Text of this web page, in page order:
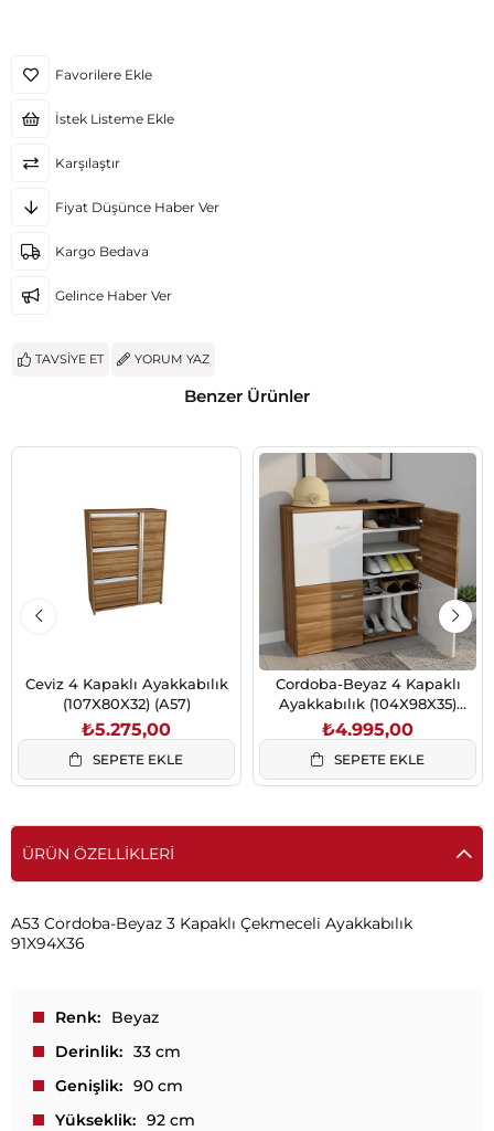
Favorilere Ekle
İstek Listeme Ekle
Karşılaştır
Fiyat Düşünce Haber Ver
Kargo Bedava
Gelince Haber Ver
TAVSIYE ET YORUM YAZ
Benzer Ürünler
Ceviz 4 Kapaklı Ayakkabılık
(107X80X32) (A57)
₺5.275,00
SEPETE EKLE
Cordoba-Beyaz 4 Kapaklı
Ayakkabılık (104X98X35)
(A54)
₺4.995,00
SEPETE EKLE
ÜRÜN ÖZELLIKLERI
A53 Cordoba-Beyaz 3 Kapaklı Çekmeceli Ayakkabılık
91X94X36
Renk
Beyaz
Derinlik
33 cm
Genişlik
90 cm
Yükseklik
92 cm